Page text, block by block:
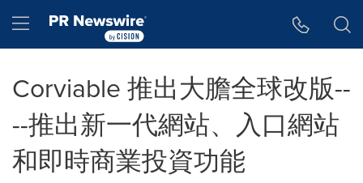
Hamburger menu
Corviable 推出大膽全球改版--
--推出新一代網站、入口網站
和即時商業投資功能